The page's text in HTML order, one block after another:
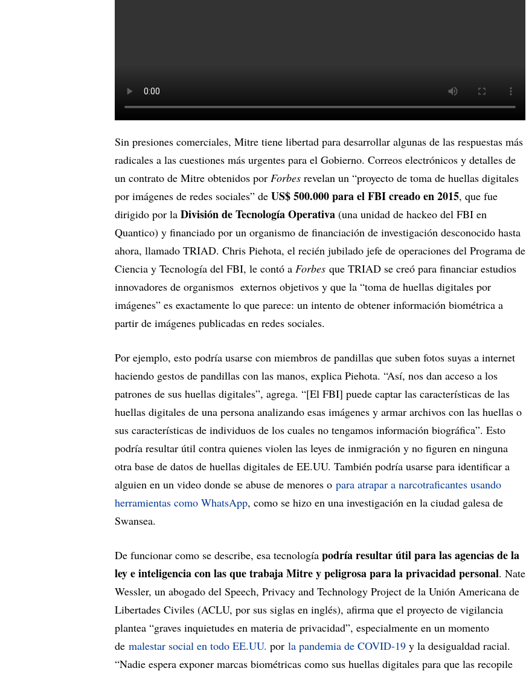
Sin presiones comerciales, Mitre tiene libertad para desarrollar algunas de las respuestas más
radicales a las cuestiones más urgentes para el Gobierno. Correos electrónicos y detalles de
un contrato de Mitre obtenidos por Forbes revelan un “proyecto de toma de huellas digitales
por imágenes de redes sociales” de US$ 500.000 para el FBI creado en 2015, que fue
dirigido por la División de Tecnología Operativa (una unidad de hackeo del FBI en
Quantico) y financiado por un organismo de financiación de investigación desconocido hasta
ahora, llamado TRIAD. Chris Piehota, el recién jubilado jefe de operaciones del Programa de
Ciencia y Tecnología del FBI, le contó a Forbes que TRIAD se creó para financiar estudios
innovadores de organismos externos objetivos y que la “toma de huellas digitales por
imágenes” es exactamente lo que parece: un intento de obtener información biométrica a
partir de imágenes publicadas en redes sociales.
Por ejemplo, esto podría usarse con miembros de pandillas que suben fotos suyas a internet
haciendo gestos de pandillas con las manos, explica Piehota. “Así, nos dan acceso a los
patrones de sus huellas digitales”, agrega. “[El FBI] puede captar las características de las
huellas digitales de una persona analizando esas imágenes y armar archivos con las huellas o
sus características de individuos de los cuales no tengamos información biográfica”. Esto
podría resultar útil contra quienes violen las leyes de inmigración y no figuren en ninguna
otra base de datos de huellas digitales de EE.UU. También podría usarse para identificar a
alguien en un video donde se abuse de menores o para atrapar a narcotraficantes usando
herramientas como WhatsApp, como se hizo en una investigación en la ciudad galesa de
Swansea.
De funcionar como se describe, esa tecnología podría resultar útil para las agencias de la
ley e inteligencia con las que trabaja Mitre y peligrosa para la privacidad personal. Nate
Wessler, un abogado del Speech, Privacy and Technology Project de la Unión Americana de
Libertades Civiles (ACLU, por sus siglas en inglés), afirma que el proyecto de vigilancia
plantea “graves inquietudes en materia de privacidad”, especialmente en un momento
de malestar social en todo EE.UU. por la pandemia de COVID-19 y la desigualdad racial.
“Nadie espera exponer marcas biométricas como sus huellas digitales para que las recopile